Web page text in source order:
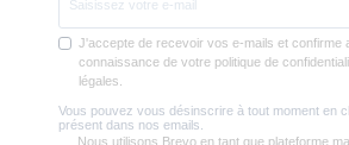
J'accepte de recevoir vos e-mails et confirme
connaissance de votre politique de
légales.
Vous pouvez vous désinscrire à tout moment en
présent dans nos emails.
Nous utilisons Brevo en tant que plateforme